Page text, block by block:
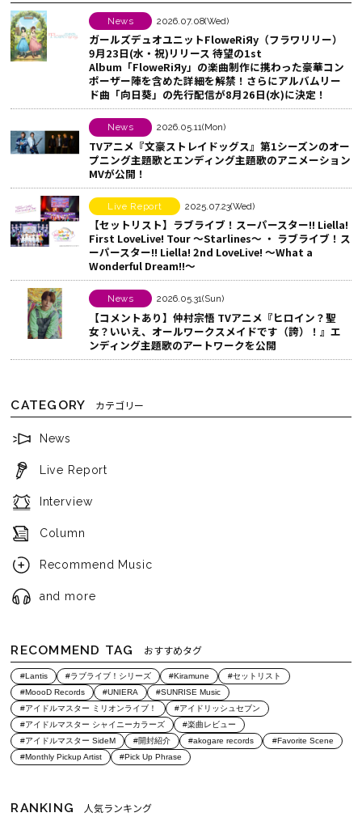
す
る
o
o
k
で
シ
ェ
ア
す
る
ェ
ア
す
る
News 2026.07.08(Wed)
ガールズデュオユニットFloweRiЯy（フラワリリー）
9月23日(水・祝)リリース 待望の1st
Album「FloweRiЯy」の楽曲制作に携わった豪華コン
ポーザー陣を含めた詳細を解禁！さらにアルバムリー
ド曲「向日葵」の先行配信が8月26日(水)に決定！
News 2026.05.11(Mon)
TVアニメ『文豪ストレイドッグス』第1シーズンのオー
プニング主題歌とエンディング主題歌のアニメーション
MVが公開！
Live Report 2025.07.23(Wed)
【セットリスト】ラブライブ！スーパースター!! Liella!
First LoveLive! Tour ～Starlines～ ・ ラブライブ！ス
ーパースター!! Liella! 2nd LoveLive! ～What a
Wonderful Dream!!～
News 2026.05.31(Sun)
【コメントあり】仲村宗悟 TVアニメ『ヒロイン？聖
女？いいえ、オールワークスメイドです（誇）！』エ
ンディング主題歌のアートワークを公開
CATEGORY カテゴリー
News
Live Report
Interview
Column
Recommend Music
and more
RECOMMEND TAG おすすめタグ
#Lantis #ラブライブ！シリーズ #Kiramune
#セットリスト
#MoooD Records
#UNIERA
#SUNRISE Music
#アイドルマスター ミリオンライブ！
#アイドリッシュセブン
#アイドルマスター シャイニーカラーズ
#楽曲レビュー
#アイドルマスター SideM
#開封紹介 #akogare records
#Favorite Scene
#Monthly Pickup Artist
#Pick Up Phrase
RANKING 人気ランキング